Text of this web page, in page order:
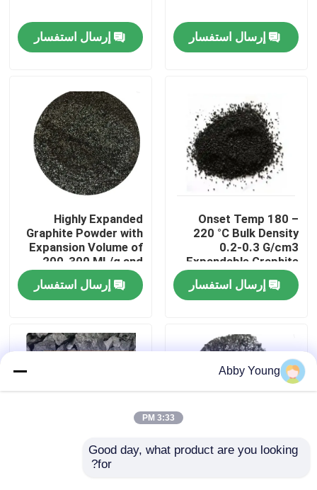
منتجات
معلومات عنا
جولة في المعمل
مراقبة الجودة
اتصل بنا
أخبار
حالات
إرسال استفسار إرسال استفسار
Onset Temp 180 –
220 °C Bulk Density
0.2-0.3 G/cm3
Expandable Graphite
Powder for
Performance
إرسال استفسار
Highly Expanded
Graphite Powder with
Expansion Volume of
200-300 ML/g and
Volatile Content ≤4%
إرسال استفسار
Industrial Expandable
Abby Young
3:33 PM
Good day, what product are you looking
for?